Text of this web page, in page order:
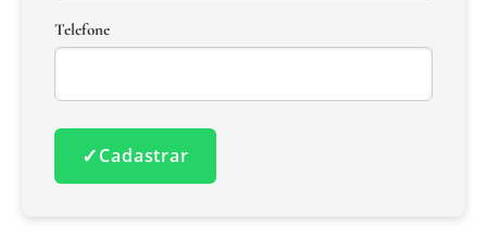
Telefone
✓Cadastrar